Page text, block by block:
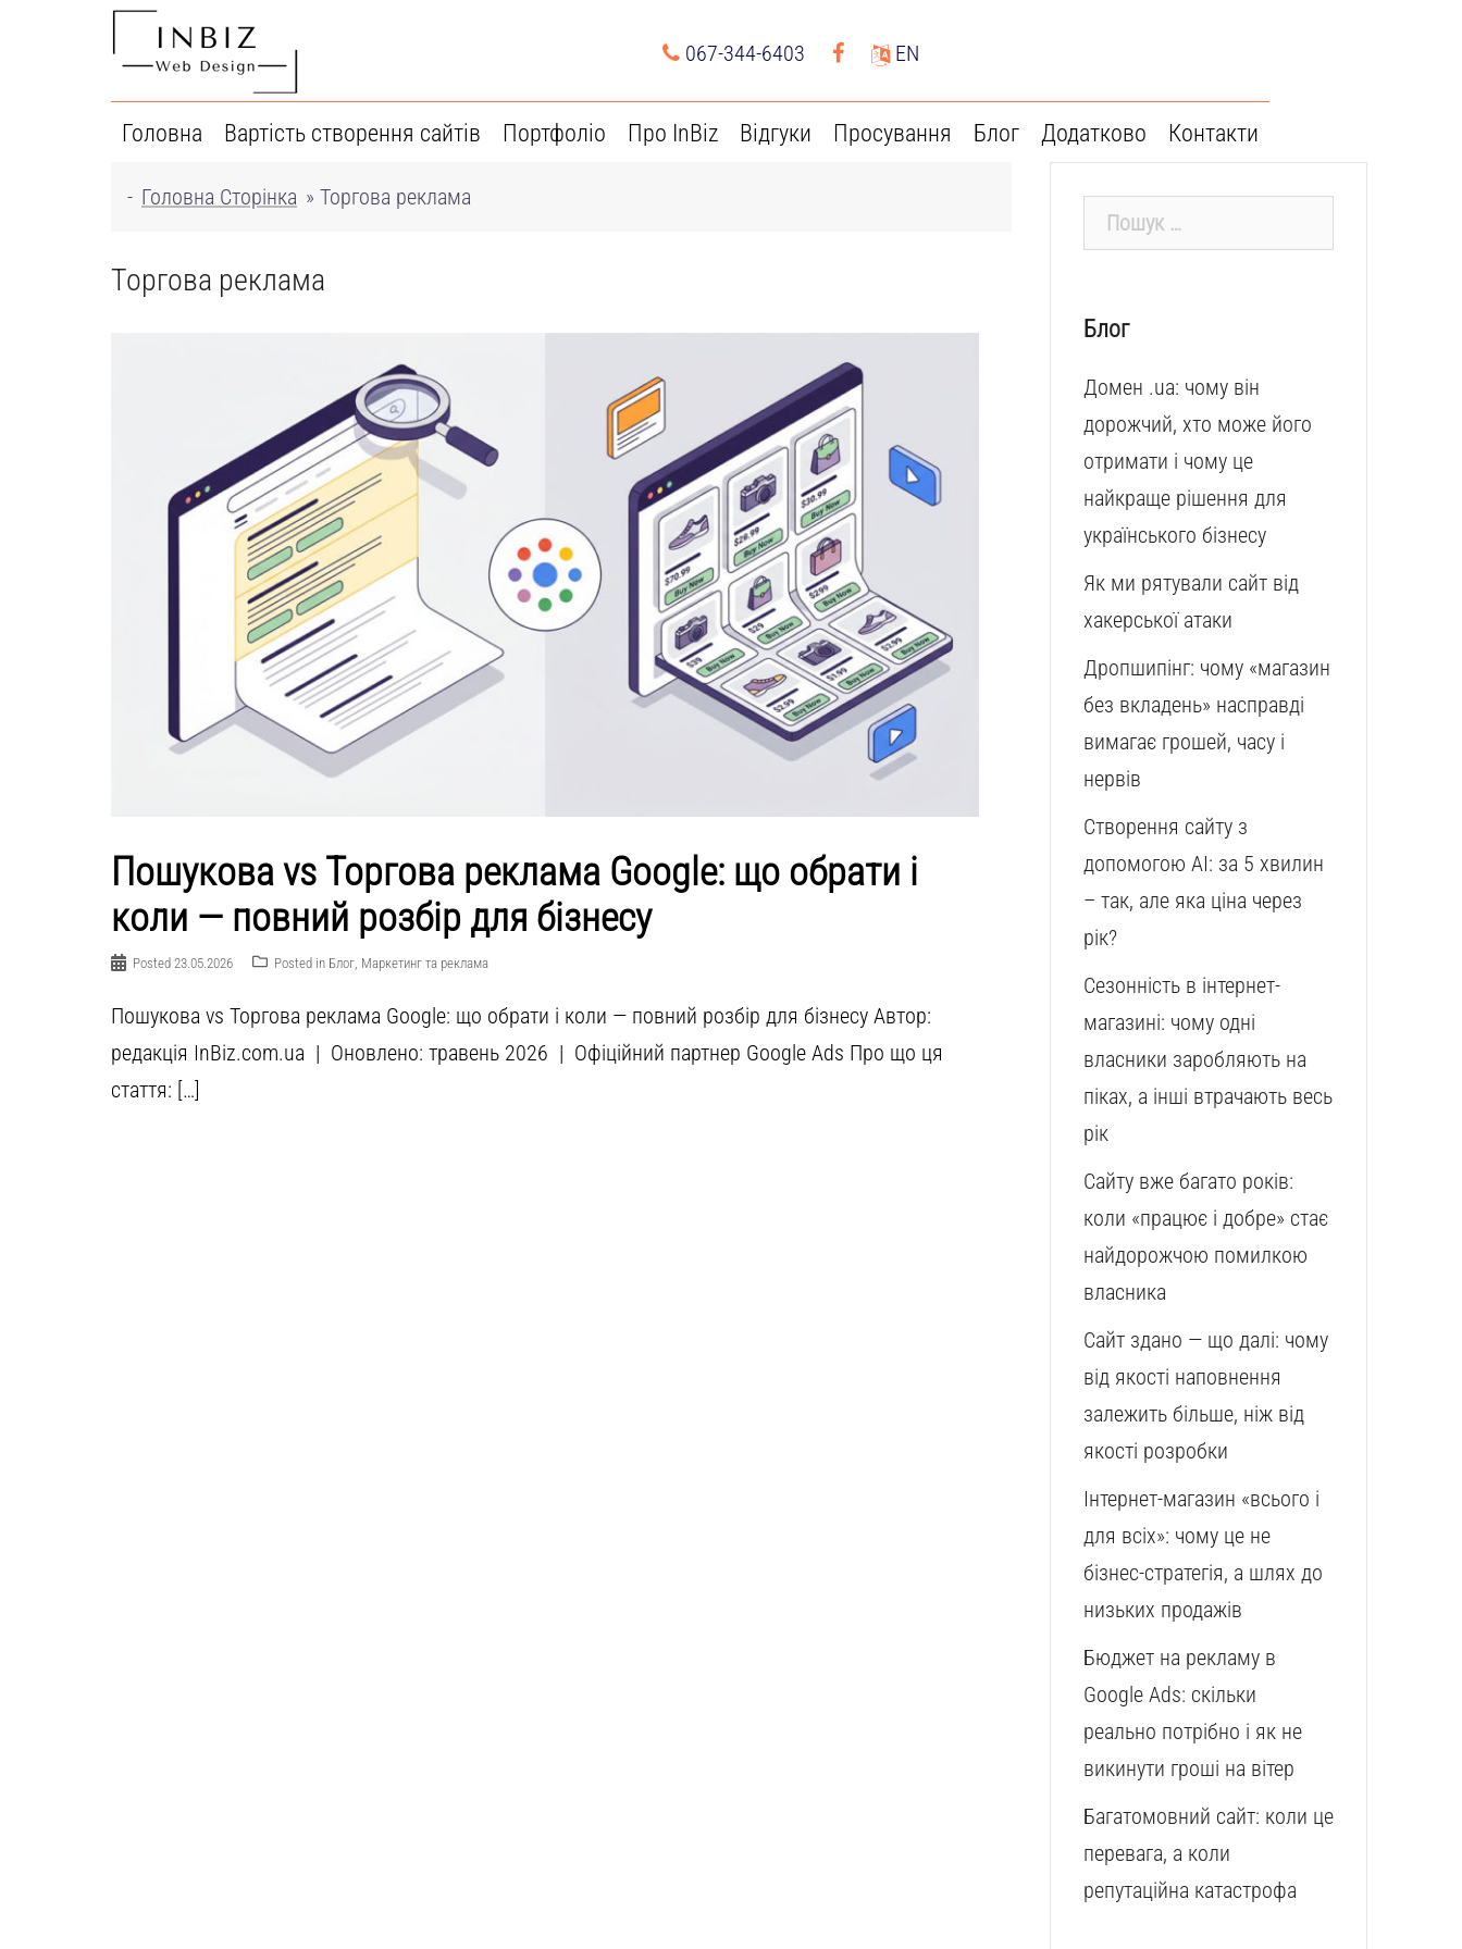
067-344-6403 EN
Головна Вартість створення сайтів Портфоліо Про InBiz Відгуки Просування Блог Додатково Контакти
- Головна Сторінка » Торгова реклама
Торгова реклама
Пошукова vs Торгова реклама Google: що обрати і
коли — повний розбір для бізнесу
Posted 23.05.2026 Posted in Блог Маркетинг та реклама
Пошукова vs Торгова реклама Google: що обрати і коли — повний розбір для бізнесу Автор:
редакція InBiz.com.ua | Оновлено: травень 2026 | Офіційний партнер Google Ads Про що ця
стаття: […]
Пошук:
Блог
Домен .ua: чому він
дорожчий, хто може його
отримати і чому це
найкраще рішення для
українського бізнесу
Як ми рятували сайт від
хакерської атаки
Дропшипінг: чому «магазин
без вкладень» насправді
вимагає грошей, часу і
нервів
Створення сайту з
допомогою AI: за 5 хвилин
– так, але яка ціна через
рік?
Сезонність в інтернет-
магазині: чому одні
власники заробляють на
піках, а інші втрачають весь
рік
Сайту вже багато років:
коли «працює і добре» стає
найдорожчою помилкою
власника
Сайт здано — що далі: чому
від якості наповнення
залежить більше, ніж від
якості розробки
Інтернет-магазин «всього і
для всіх»: чому це не
бізнес-стратегія, а шлях до
низьких продажів
Бюджет на рекламу в
Google Ads: скільки
реально потрібно і як не
викинути гроші на вітер
Багатомовний сайт: коли це
перевага, а коли
репутаційна катастрофа